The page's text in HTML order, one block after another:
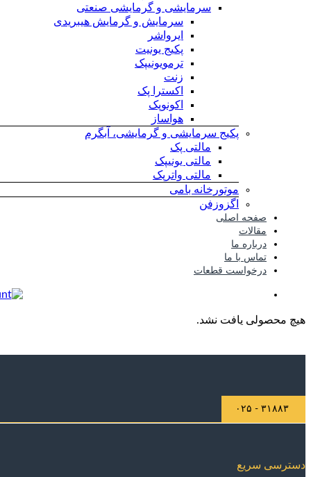
سرمایشی و گرمایشی صنعتی
سرمایش و گرمایش هیبریدی
ایرواشر
پکیج یونیت
ترمویونیپک
زنت
اکسترا پک
اکونوپک
هواساز
پکیج سرمایشی و گرمایشی، آبگرم
مالتی پک
مالتی یونیپک
مالتی واترپک
موتورخانه بامی
اگزوزفن
صفحه اصلی
مقالات
درباره ما
تماس با ما
درخواست قطعات
هیچ محصولی یافت نشد.
۳۱۸۸۳ - ۰۲۵
دسترسی سریع